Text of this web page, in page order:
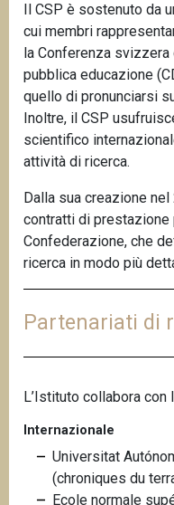
Il CSP è sostenuto da
cui membri
la Conferenza
pubblica educazione
quello di pronunciarsi
Inoltre, il CSP
scientifico
attività di ricerca.
Dalla sua creazione
contratti di prestazione
Confederazione, che
ricerca in modo più
Partenariati di
L’Istituto collabora
Internazionale
Universitat
(chroniques du
Ecole normale